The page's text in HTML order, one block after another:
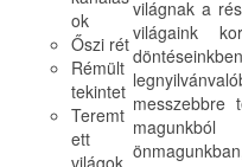
világnak a
világaink
messzebbre
ok
Őszi rét
Rémült
tekintet
Teremt
ett
világok